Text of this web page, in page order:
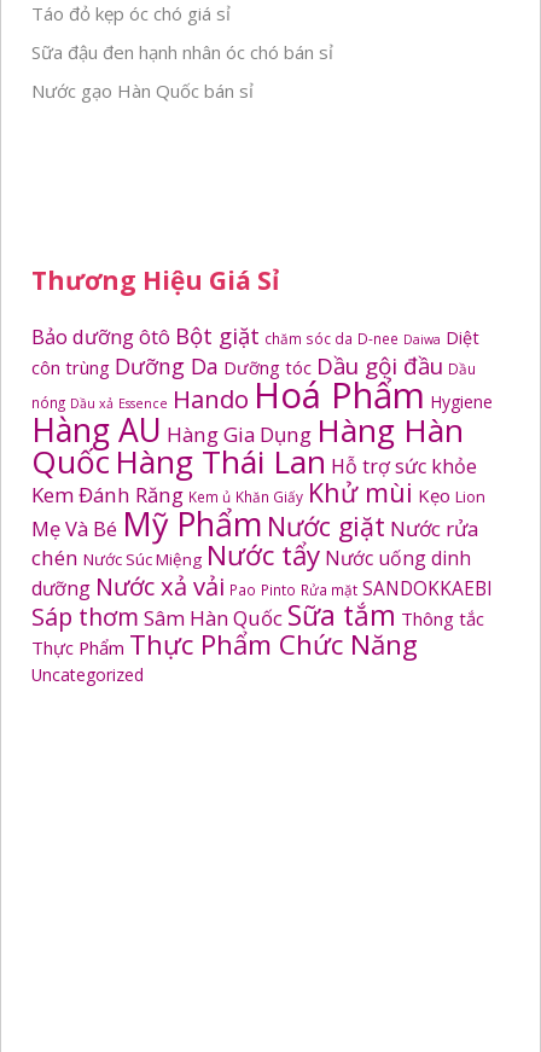
Táo đỏ kẹp óc chó giá sỉ
Sữa đậu đen hạnh nhân óc chó bán sỉ
Nước gạo Hàn Quốc bán sỉ
Thương Hiệu Giá Sỉ
Bảo dưỡng ôtô Bột giặt chăm sóc da D-nee Daiwa Diệt
côn trùng Dưỡng Da Dưỡng tóc Dầu gội đầu Dầu
nóng Dầu xả Essence Hando Hoá Phẩm Hygiene
Hàng AU Hàng Gia Dụng Hàng Hàn
Quốc Hàng Thái Lan Hỗ trợ sức khỏe
Kem Đánh Răng Kem ủ Khăn Giấy Khử mùi Kẹo Lion
Mẹ Và Bé Mỹ Phẩm Nước giặt Nước rửa
chén Nước Súc Miệng Nước tẩy Nước uống dinh
dưỡng Nước xả vải Pao Pinto Rửa mặt SANDOKKAEBI
Sáp thơm Sâm Hàn Quốc Sữa tắm Thông tắc
Thực Phẩm Thực Phẩm Chức Năng
Uncategorized